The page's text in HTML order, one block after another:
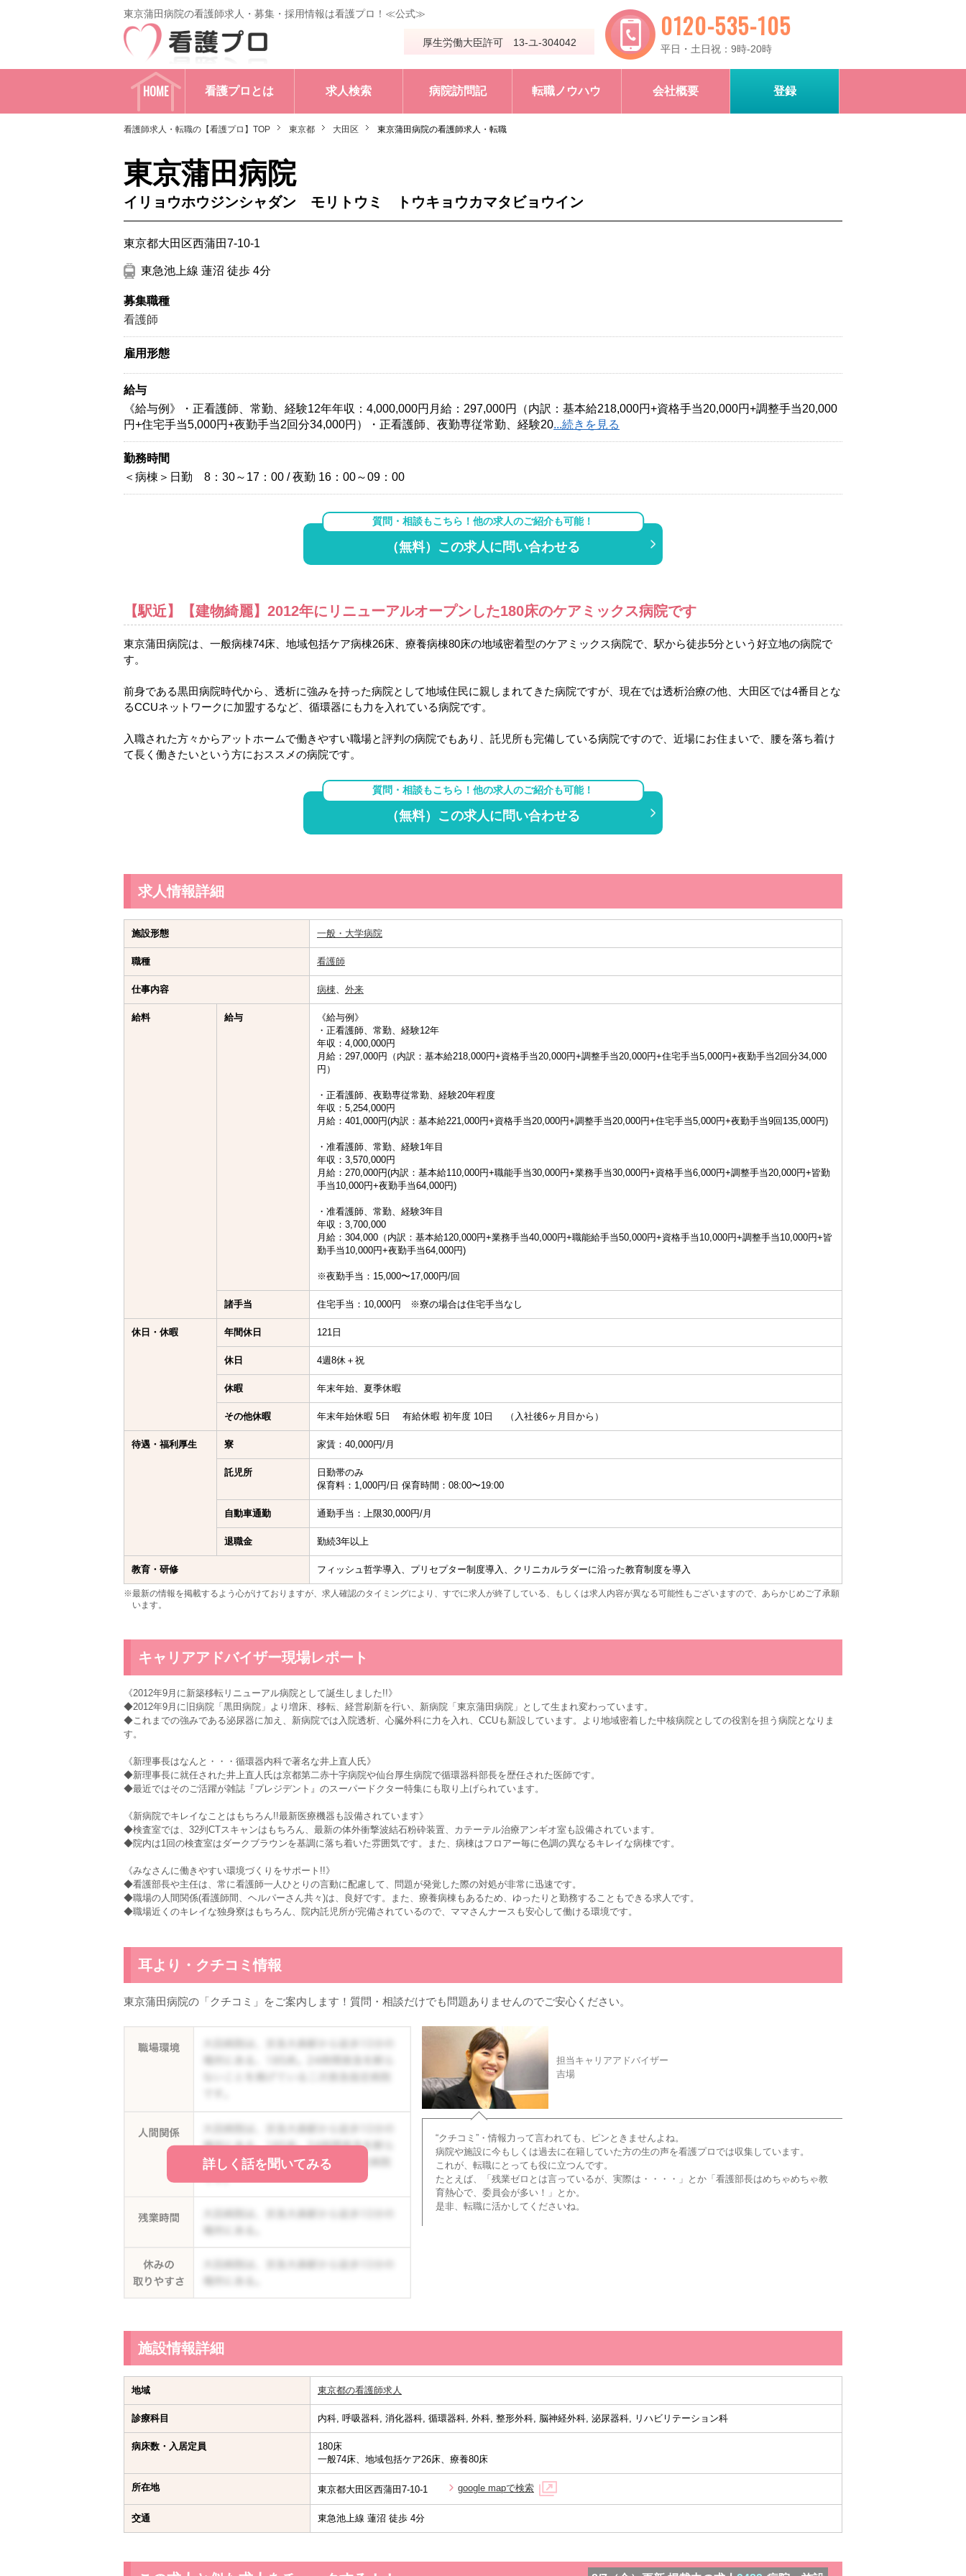
東京蒲田病院の看護師求人・募集・採用情報は看護プロ！≪公式≫
厚生労働大臣許可 13-ユ-304042
0120-535-105
平日・土日祝：9時-20時
HOME 看護プロとは 求人検索 病院訪問記 転職ノウハウ 会社概要 登録
看護師求人・転職の【看護プロ】TOP 東京都 大田区 東京蒲田病院の看護師求人・転職
東京蒲田病院
イリョウホウジンシャダン モリトウミ トウキョウカマタビョウイン
東京都大田区西蒲田7-10-1
東急池上線 蓮沼 徒歩 4分
募集職種
看護師
雇用形態
給与
《給与例》・正看護師、常勤、経験12年年収：4,000,000円月給：297,000円（内訳：基本給218,000円+資格手当20,000円+調整手当20,000
円+住宅手当5,000円+夜勤手当2回分34,000円）・正看護師、夜勤専従常勤、経験20...続きを見る
勤務時間
＜病棟＞日勤 8：30～17：00 / 夜勤 16：00～09：00
質問・相談もこちら！他の求人のご紹介も可能！
（無料）この求人に問い合わせる
【駅近】【建物綺麗】2012年にリニューアルオープンした180床のケアミックス病院です
東京蒲田病院は、一般病棟74床、地域包括ケア病棟26床、療養病棟80床の地域密着型のケアミックス病院で、駅から徒歩5分という好立地の病院で
す。
前身である黒田病院時代から、透析に強みを持った病院として地域住民に親しまれてきた病院ですが、現在では透析治療の他、大田区では4番目とな
るCCUネットワークに加盟するなど、循環器にも力を入れている病院です。
入職された方々からアットホームで働きやすい職場と評判の病院でもあり、託児所も完備している病院ですので、近場にお住まいで、腰を落ち着け
て長く働きたいという方におススメの病院です。
質問・相談もこちら！他の求人のご紹介も可能！
（無料）この求人に問い合わせる
求人情報詳細
施設形態 一般・大学病院
職種 看護師
仕事内容 病棟、 外来
給料 給与
《給与例》
・正看護師、常勤、経験12年
年収：4,000,000円
月給：297,000円（内訳：基本給218,000円+資格手当20,000円+調整手当20,000円+住宅手当5,000円+夜勤手当2回分34,000
円）
・正看護師、夜勤専従常勤、経験20年程度
年収：5,254,000円
月給：401,000円(内訳：基本給221,000円+資格手当20,000円+調整手当20,000円+住宅手当5,000円+夜勤手当9回135,000円)
・准看護師、常勤、経験1年目
年収：3,570,000円
月給：270,000円(内訳：基本給110,000円+職能手当30,000円+業務手当30,000円+資格手当6,000円+調整手当20,000円+皆勤
手当10,000円+夜勤手当64,000円)
・准看護師、常勤、経験3年目
年収：3,700,000
月給：304,000（内訳：基本給120,000円+業務手当40,000円+職能給手当50,000円+資格手当10,000円+調整手当10,000円+皆
勤手当10,000円+夜勤手当64,000円)
※夜勤手当：15,000〜17,000円/回
諸手当 住宅手当：10,000円 ※寮の場合は住宅手当なし
休日・休暇 年間休日 121日
休日 4週8休＋祝
休暇 年末年始、夏季休暇
その他休暇 年末年始休暇 5日 有給休暇 初年度 10日 （入社後6ヶ月目から）
待遇・福利厚生 寮 家賃：40,000円/月
託児所
日勤帯のみ
保育料：1,000円/日 保育時間：08:00〜19:00
自動車通勤 通勤手当：上限30,000円/月
退職金 勤続3年以上
教育・研修 フィッシュ哲学導入、プリセプター制度導入、クリニカルラダーに沿った教育制度を導入
※最新の情報を掲載するよう心がけておりますが、求人確認のタイミングにより、すでに求人が終了している、もしくは求人内容が異なる可能性もございますので、あらかじめご了承願
います。
キャリアアドバイザー現場レポート
《2012年9月に新築移転リニューアル病院として誕生しました!!》
◆2012年9月に旧病院「黒田病院」より増床、移転、経営刷新を行い、新病院「東京蒲田病院」として生まれ変わっています。
◆これまでの強みである泌尿器に加え、新病院では入院透析、心臓外科に力を入れ、CCUも新設しています。より地域密着した中核病院としての役割を担う病院となりま
す。
《新理事長はなんと・・・循環器内科で著名な井上直人氏》
◆新理事長に就任された井上直人氏は京都第二赤十字病院や仙台厚生病院で循環器科部長を歴任された医師です。
◆最近ではそのご活躍が雑誌『プレジデント』のスーパードクター特集にも取り上げられています。
《新病院でキレイなことはもちろん!!最新医療機器も設備されています》
◆検査室では、32列CTスキャンはもちろん、最新の体外衝撃波結石粉砕装置、カテーテル治療アンギオ室も設備されています。
◆院内は1回の検査室はダークブラウンを基調に落ち着いた雰囲気です。また、病棟はフロアー毎に色調の異なるキレイな病棟です。
《みなさんに働きやすい環境づくりをサポート!!》
◆看護部長や主任は、常に看護師一人ひとりの言動に配慮して、問題が発覚した際の対処が非常に迅速です。
◆職場の人間関係(看護師間、ヘルパーさん共々)は、良好です。また、療養病棟もあるため、ゆったりと勤務することもできる求人です。
◆職場近くのキレイな独身寮はもちろん、院内託児所が完備されているので、ママさんナースも安心して働ける環境です。
耳より・クチコミ情報
東京蒲田病院の「クチコミ」をご案内します！質問・相談だけでも問題ありませんのでご安心ください。
詳しく話を聞いてみる
担当キャリアアドバイザー
吉場
“クチコミ”・情報力って言われても、ピンときませんよね。
病院や施設に今もしくは過去に在籍していた方の生の声を看護プロでは収集しています。
これが、転職にとっても役に立つんです。
たとえば、「残業ゼロとは言っているが、実際は・・・・」とか「看護部長はめちゃめちゃ教
育熱心で、委員会が多い！」とか。
是非、転職に活かしてくださいね。
施設情報詳細
地域 東京都の看護師求人
診療科目 内科, 呼吸器科, 消化器科, 循環器科, 外科, 整形外科, 脳神経外科, 泌尿器科, リハビリテーション科
病床数・入居定員
180床
一般74床、地域包括ケア26床、療養80床
所在地 東京都大田区西蒲田7-10-1 google mapで検索
交通 東急池上線 蓮沼 徒歩 4分